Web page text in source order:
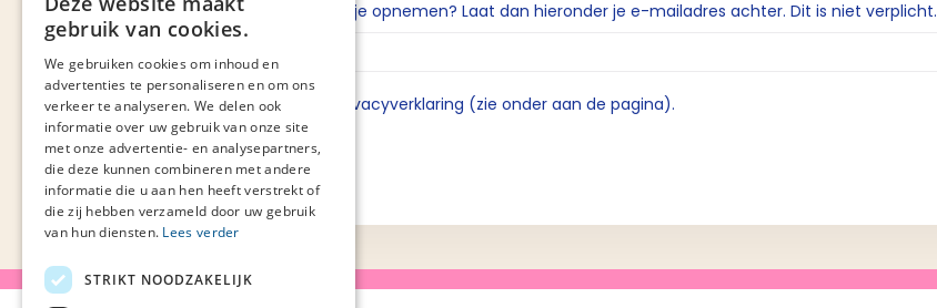
Wil je dat we contact met je opnemen? Laat dan hieronder je e-mailadres achter. Dit is niet verplicht.
Ik ga akkoord met de privacyverklaring (zie onder aan de pagina).
gebruik van cookies.
We gebruiken cookies om inhoud en
advertenties te personaliseren en om ons
verkeer te analyseren. We delen ook
informatie over uw gebruik van onze site
met onze advertentie- en analysepartners,
die deze kunnen combineren met andere
informatie die u aan hen heeft verstrekt of
die zij hebben verzameld door uw gebruik
van hun diensten. Lees verder
STRIKT NOODZAKELIJK